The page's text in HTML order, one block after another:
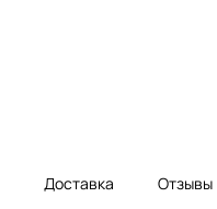
Доставка Отзывы